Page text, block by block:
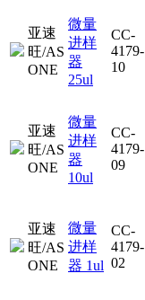
亚速
旺/AS
ONE
微量
进样
器
25ul
CC-
4179-
10
亚速
旺/AS
ONE
微量
进样
器
10ul
CC-
4179-
09
亚速
旺/AS
ONE
微量
进样
器 1ul
CC-
4179-
02